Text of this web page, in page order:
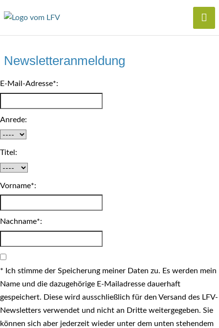
Newsletteranmeldung
E-Mail-Adresse*:
Anrede:
Titel:
Vorname*:
Nachname*:
* Ich stimme der Speicherung meiner Daten zu. Es werden mein
Name und die dazugehörige E-Mailadresse dauerhaft
gespeichert. Diese wird ausschließlich für den Versand des LFV-
Newsletters verwendet und nicht an Dritte weitergegeben. Sie
können sich aber jederzeit wieder unter dem unten stehendem